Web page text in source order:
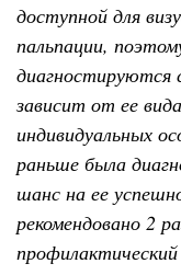
доступной для
пальпации,
диагностируются
зависит от ее
индивидуальных
раньше была
шанс на ее
рекомендовано 2